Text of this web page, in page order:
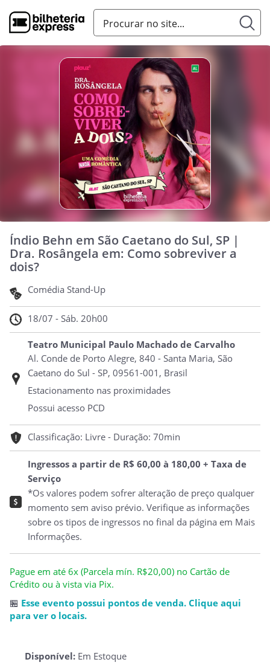
Índio Behn em São Caetano do Sul, SP |
Dra. Rosângela em: Como sobreviver a
dois?
Comédia Stand-Up
18/07 - Sáb. 20h00
Teatro Municipal Paulo Machado de Carvalho
Al. Conde de Porto Alegre, 840 - Santa Maria, São
Caetano do Sul - SP, 09561-001, Brasil
Estacionamento nas proximidades
Possui acesso PCD
Classificação: Livre - Duração: 70min
Ingressos a partir de R$ 60,00 à 180,00 + Taxa de
Serviço
*Os valores podem sofrer alteração de preço qualquer
momento sem aviso prévio. Verifique as informações
sobre os tipos de ingressos no final da página em Mais
Informações.
Pague em até 6x (Parcela mín. R$20,00) no Cartão de
Crédito ou à vista via Pix.
🏪 Esse evento possui pontos de venda. Clique aqui
para ver o locais.
Disponível: Em Estoque